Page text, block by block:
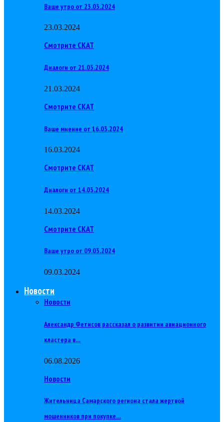
Ваше утро от 23.03.2024
23.03.2024
Смотрите СКАТ
Диалоги от 21.03.2024
21.03.2024
Смотрите СКАТ
Ваше мнение от 16.03.2024
16.03.2024
Смотрите СКАТ
Диалоги от 14.03.2024
14.03.2024
Смотрите СКАТ
Ваше утро от 09.03.2024
09.03.2024
Новости
Новости
Александр Фетисов рассказал о развитии авиационного
кластера в…
06.08.2026
Новости
Жительница Самарского региона стала жертвой
мошенников при покупке…